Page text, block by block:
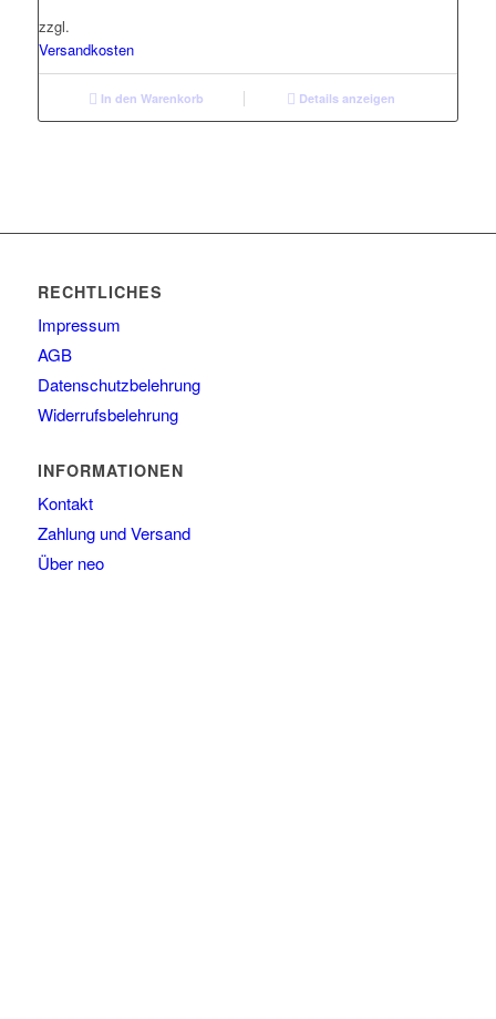
zzgl.
Versandkosten
In den Warenkorb Details anzeigen
RECHTLICHES
Impressum
AGB
Datenschutzbelehrung
Widerrufsbelehrung
INFORMATIONEN
Kontakt
Zahlung und Versand
Über neo